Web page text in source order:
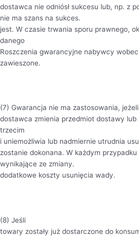
dostawca nie odniósł sukcesu lub, np. z
nie ma szans na sukces.
jest. W czasie trwania sporu prawnego,
danego
Roszczenia gwarancyjne nabywcy
zawieszone.
(7) Gwarancja nie ma zastosowania,
dostawca zmienia przedmiot dostawy lub
trzecim
i uniemożliwia lub nadmiernie utrudnia
zostanie dokonana. W każdym
wynikające ze zmiany.
dodatkowe koszty usunięcia wady.
(8) Jeśli
towary zostały już dostarczone do